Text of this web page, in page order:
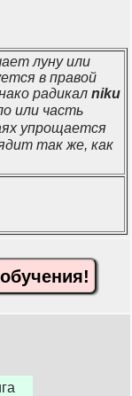
луну или
в правой
радикал niku
или часть
упрощается
так же, как